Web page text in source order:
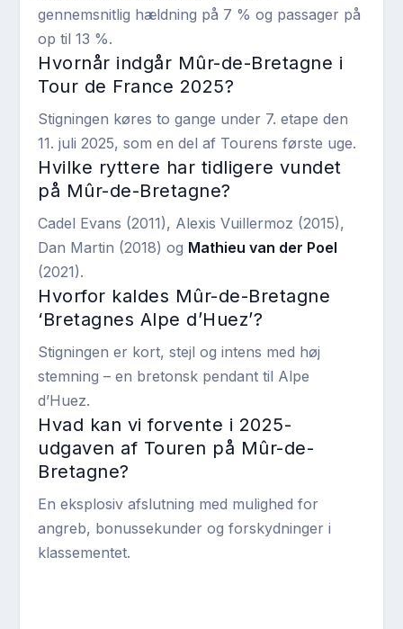
gennemsnitlig hældning på 7 % og passager på
op til 13 %.
Hvornår indgår Mûr-de-Bretagne i
Tour de France 2025?
Stigningen køres to gange under 7. etape den
11. juli 2025, som en del af Tourens første uge.
Hvilke ryttere har tidligere vundet
på Mûr-de-Bretagne?
Cadel Evans (2011), Alexis Vuillermoz (2015),
Dan Martin (2018) og Mathieu van der Poel
(2021).
Hvorfor kaldes Mûr-de-Bretagne
‘Bretagnes Alpe d’Huez’?
Stigningen er kort, stejl og intens med høj
stemning – en bretonsk pendant til Alpe
d’Huez.
Hvad kan vi forvente i 2025-
udgaven af Touren på Mûr-de-
Bretagne?
En eksplosiv afslutning med mulighed for
angreb, bonussekunder og forskydninger i
klassementet.